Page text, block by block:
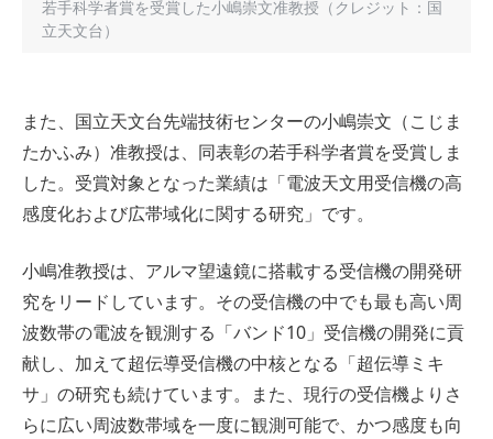
若手科学者賞を受賞した小嶋崇文准教授（クレジット：国
立天文台）
また、国立天文台先端技術センターの小嶋崇文（こじま
たかふみ）准教授は、同表彰の若手科学者賞を受賞しま
した。受賞対象となった業績は「電波天文用受信機の高
感度化および広帯域化に関する研究」です。
小嶋准教授は、アルマ望遠鏡に搭載する受信機の開発研
究をリードしています。その受信機の中でも最も高い周
波数帯の電波を観測する「バンド10」受信機の開発に貢
献し、加えて超伝導受信機の中核となる「超伝導ミキ
サ」の研究も続けています。また、現行の受信機よりさ
らに広い周波数帯域を一度に観測可能で、かつ感度も向